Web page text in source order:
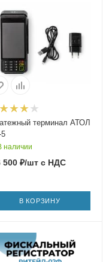
терминал АТОЛ
наличии
500₽/штс НДС
В КОРЗИНУ